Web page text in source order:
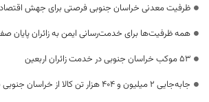
ظرفیت معدنی خراسان جنوبی فرصتی برای جهش
همه ظرفیت‌ها برای خدمت‌رسانی ایمن به زائران پایان
53 موکب خراسان جنوبی در خدمت زائران اربعین
جابه‌جایی 2 میلیون و 404 هزار تن کالا از خراسان جنوبی به سراسر کشور